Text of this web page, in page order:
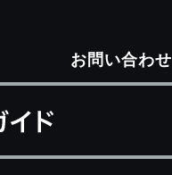
お問い合わせ